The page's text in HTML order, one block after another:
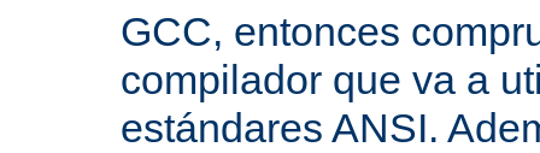
GCC, entonces
compilador que va a
estándares ANSI.